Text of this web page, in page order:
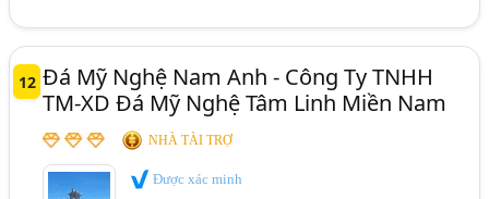
12 Đá Mỹ Nghệ Nam Anh - Công Ty TNHH
TM-XD Đá Mỹ Nghệ Tâm Linh Miền Nam
NHÀ TÀI TRỢ
Được xác minh